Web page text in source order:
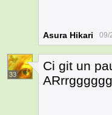
Asura Hikari 09/
33
Ci git un